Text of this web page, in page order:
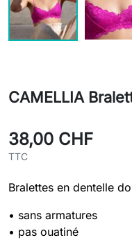
CAMELLIA
38,00 CHF
TTC
Bralettes en dentelle
• sans armatures
• pas ouatiné